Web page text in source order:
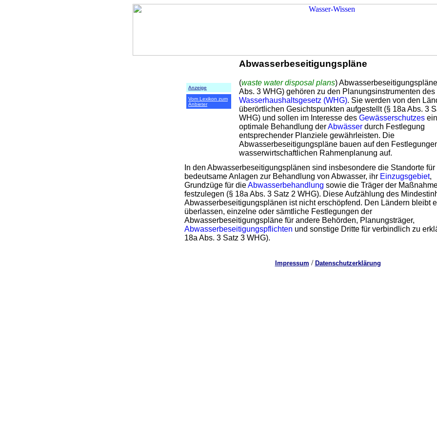
Anzeige
Vom Lexikon zum
Anbieter
Abwasserbeseitigungspläne
(waste water disposal plans)
Abs. 3 WHG) gehören zu den Planungsinstrumenten des
Wasserhaushaltsgesetz (WHG). Sie werden von den
überörtlichen Gesichtspunkten aufgestellt (§ 18a Abs. 3
WHG) und sollen im Interesse des Gewässerschutzes
optimale Behandlung derAbwässer durch Festlegung
entsprechender Planziele gewährleisten. Die
Abwasserbeseitigungspläne bauen auf den
wasserwirtschaftlichen Rahmenplanung auf.
In den Abwasserbeseitigungsplänen sind insbesondere die Standorte für
bedeutsame Anlagen zur Behandlung von Abwasser, ihr Einzugsgebiet,
Grundzüge für dieAbwasserbehandlung sowie die Träger der
festzulegen (§ 18a Abs. 3 Satz 2 WHG). Diese Aufzählung des
Abwasserbeseitigungsplänen ist nicht erschöpfend. Den Ländern bleibt
überlassen, einzelne oder sämtliche Festlegungen der
Abwasserbeseitigungspläne für andere Behörden, Planungsträger,
Abwasserbeseitigungspflichten und sonstige Dritte für verbindlich zu
18a Abs. 3 Satz 3 WHG).
Impressum / Datenschutzerklärung